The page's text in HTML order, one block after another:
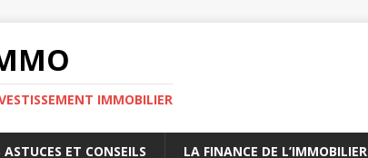
IMMOBILIER
ASTUCES ET CONSEILS LA FINANCE DE L’IMMOBILIER